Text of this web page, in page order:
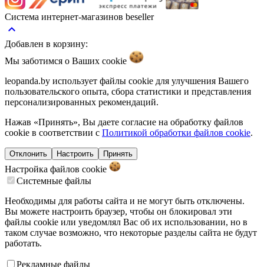
Система интернет-магазинов beseller
keyboard_arrow_up
Добавлен в корзину:
Мы заботимся о Ваших cookie
leopanda.by использует файлы cookie для улучшения Вашего
пользовательского опыта, сбора статистики и представления
персонализированных рекомендаций.
Нажав «Принять», Вы даете согласие на обработку файлов
cookie в соответствии с Политикой обработки файлов cookie.
Отклонить Настроить Принять
Настройка файлов cookie
Системные файлы
Необходимы для работы сайта и не могут быть отключены.
Вы можете настроить браузер, чтобы он блокировал эти
файлы cookie или уведомлял Вас об их использовании, но в
таком случае возможно, что некоторые разделы сайта не будут
работать.
Рекламные файлы